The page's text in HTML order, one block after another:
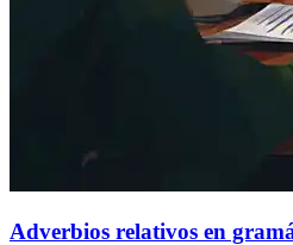
Adverbios relativos en